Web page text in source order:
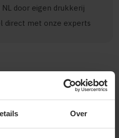
Over
door eigen drukkerij
direct met onze experts